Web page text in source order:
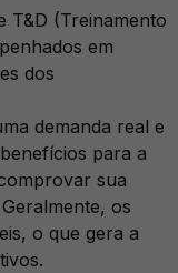
T&D (Treinamento
em
dos
demanda real e
para a
sua
os
o que gera a